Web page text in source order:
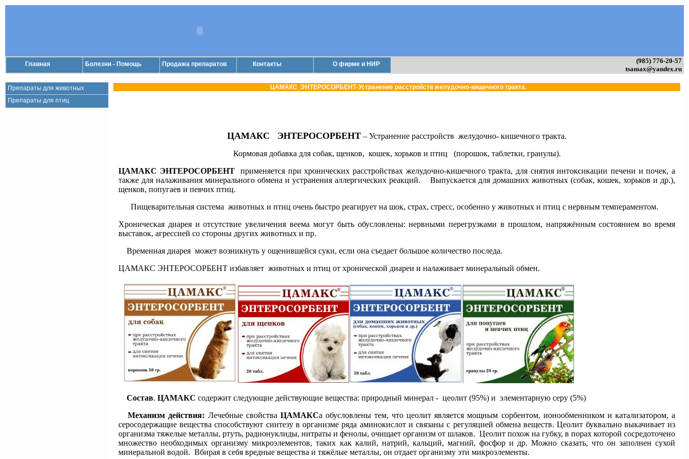
(985) 776-20-57
tsamax@yandex.ru
ЦАМАКС ЭНТЕРОСОРБЕНТ-Устранение расстройств желудочно-кищечного тракта.
ЦАМАКС ЭНТЕРОСОРБЕНТ – Устранение расстройств желудочно- кишечного тракта.
Кормовая добавка для собак, щенков, кошек, хорьков и птиц (порошок, таблетки, гранулы).
ЦАМАКС ЭНТЕРОСОРБЕНТ применяется при хронических расстройствах желудочно-кишечного тракта, для снятия интоксикации печени и почек, а
также для налаживания минерального обмена и устранения аллергических реакций. Выпускается для домашних животных (собак, кошек, хорьков и др.),
щенков, попугаев и певчих птиц.
Пищеварительная система животных и птиц очень быстро реагирует на шок, страх, стресс, особенно у животных и птиц с нервным темпераментом.
Хроническая диарея и отсутствие увеличения веема могут быть обусловлены: нервными перегрузками в прошлом, напряжённым состоянием во время
выставок, агрессией со стороны других животных и пр.
Временная диарея может возникнуть у ощенившейся суки, если она съедает большое количество последа.
ЦАМАКС ЭНТЕРОСОРБЕНТ избавляет животных и птиц от хронической диареи и налаживает минеральный обмен.
Состав. ЦАМАКС содержит следующие действующие вещества: природный минерал - цеолит (95%) и элементарную серу (5%)
Механизм действия: Лечебные свойства ЦАМАКСа обусловлены тем, что цеолит является мощным сорбентом, ионообменником и катализатором, а
серосодержащие вещества способствуют синтезу в организме ряда аминокислот и связаны с регуляцией обмена веществ. Цеолит буквально выкачивает из
организма тяжелые металлы, ртуть, радионуклиды, нитраты и фенолы, очищает организм от шлаков. Цеолит похож на губку, в порах которой сосредоточено
множество необходимых организму микроэлементов, таких как калий, натрий, кальций, магний, фосфор и др. Можно сказать, что он заполнен сухой
минеральной водой. Вбирая в себя вредные вещества и тяжёлые металлы, он отдает организму эти микроэлементы.
Препараты для животных
Препараты для птиц
Главная Болезни - Помощь Продажа препаратов Контакты О фирме и НИР